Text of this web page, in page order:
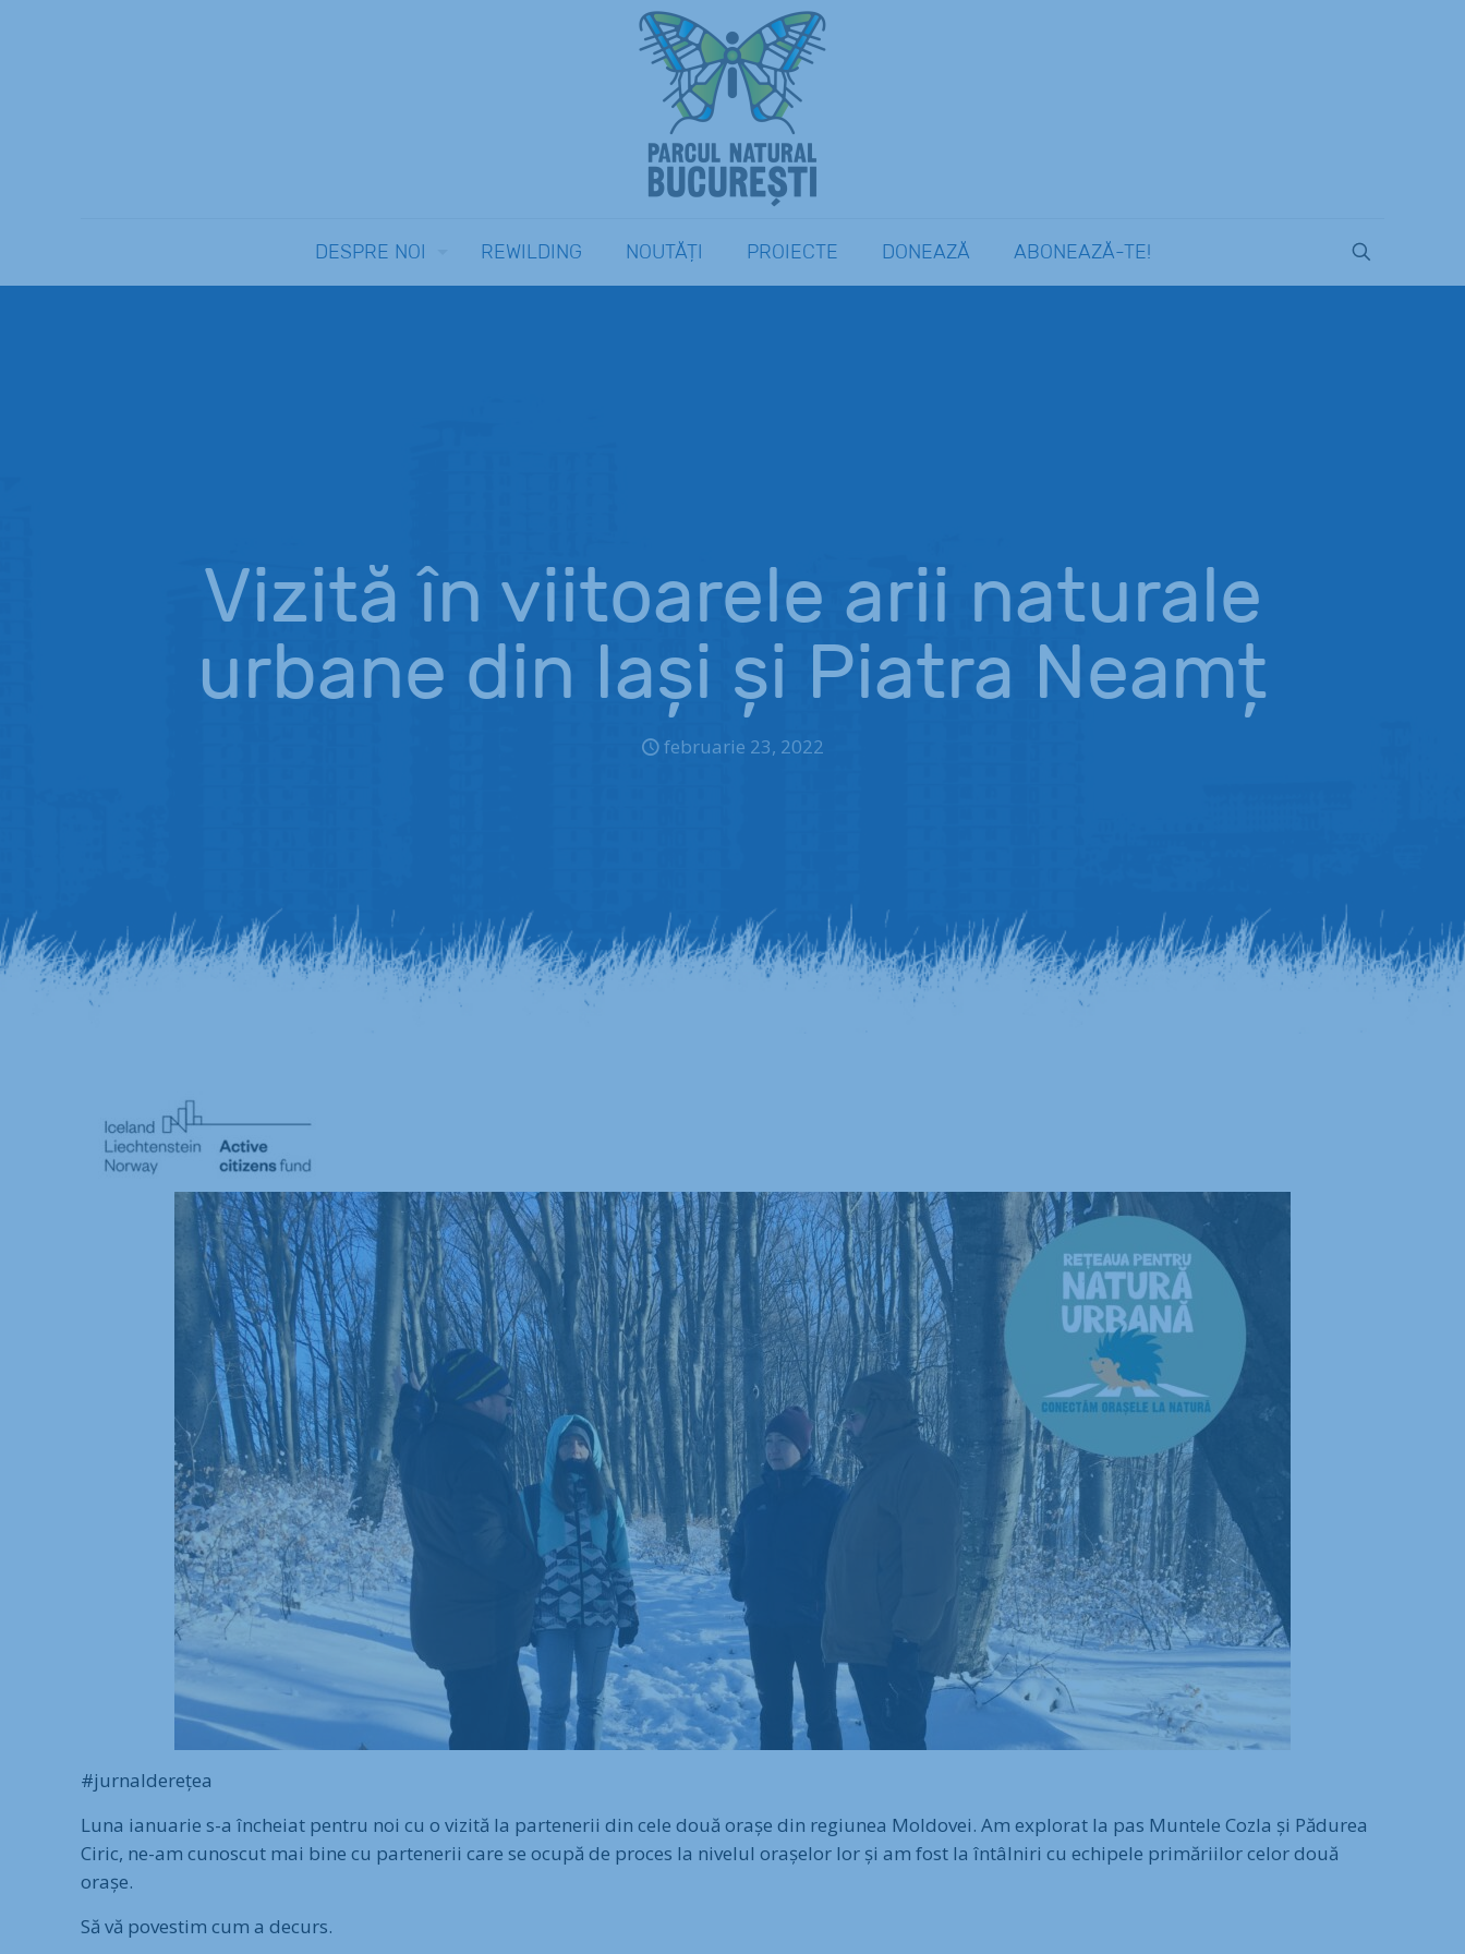
DESPRE NOI REWILDING NOUTĂȚI PROIECTE DONEAZĂ ABONEAZĂ-TE!
Vizită în viitoarele arii naturale
urbane din Iași și Piatra Neamț
februarie 23, 2022
#jurnalderețea
Luna ianuarie s-a încheiat pentru noi cu o vizită la partenerii din cele două orașe din regiunea Moldovei. Am explorat la pas Muntele Cozla și Pădurea
Ciric, ne-am cunoscut mai bine cu partenerii care se ocupă de proces la nivelul orașelor lor și am fost la întâlniri cu echipele primăriilor celor două
orașe.
Să vă povestim cum a decurs.